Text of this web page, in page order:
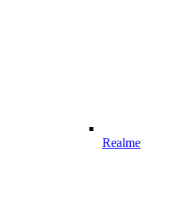
Realme